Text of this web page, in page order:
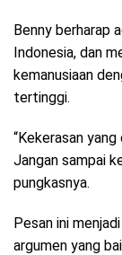
Benny berharap
Indonesia, dan
kemanusiaan
tertinggi.
“Kekerasan
Jangan sampai
pungkasnya.
Pesan ini
argumen yang